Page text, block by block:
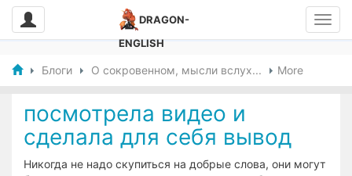
DRAGON-
ENGLISH
Блоги О сокровенном, мысли вслух... More
​посмотрела видео и
сделала для себя вывод
Никогда не надо скупиться на добрые слова, они могут